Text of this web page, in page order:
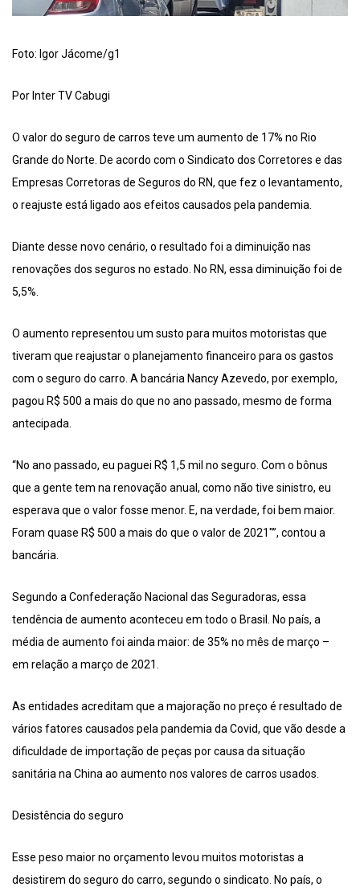
Foto: Igor Jácome/g1
Por Inter TV Cabugi
O valor do seguro de carros teve um aumento de 17% no Rio
Grande do Norte. De acordo com o Sindicato dos Corretores e das
Empresas Corretoras de Seguros do RN, que fez o levantamento,
o reajuste está ligado aos efeitos causados pela pandemia.
Diante desse novo cenário, o resultado foi a diminuição nas
renovações dos seguros no estado. No RN, essa diminuição foi de
5,5%.
O aumento representou um susto para muitos motoristas que
tiveram que reajustar o planejamento financeiro para os gastos
com o seguro do carro. A bancária Nancy Azevedo, por exemplo,
pagou R$ 500 a mais do que no ano passado, mesmo de forma
antecipada.
“No ano passado, eu paguei R$ 1,5 mil no seguro. Com o bônus
que a gente tem na renovação anual, como não tive sinistro, eu
esperava que o valor fosse menor. E, na verdade, foi bem maior.
Foram quase R$ 500 a mais do que o valor de 2021″”, contou a
bancária.
Segundo a Confederação Nacional das Seguradoras, essa
tendência de aumento aconteceu em todo o Brasil. No país, a
média de aumento foi ainda maior: de 35% no mês de março –
em relação a março de 2021.
As entidades acreditam que a majoração no preço é resultado de
vários fatores causados pela pandemia da Covid, que vão desde a
dificuldade de importação de peças por causa da situação
sanitária na China ao aumento nos valores de carros usados.
Desistência do seguro
Esse peso maior no orçamento levou muitos motoristas a
desistirem do seguro do carro, segundo o sindicato. No país, o